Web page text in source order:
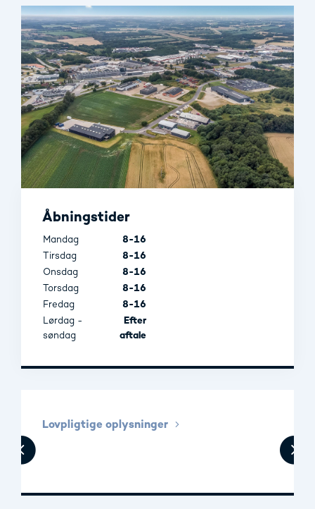
Åbningstider
Mandag
8-16
Tirsdag
8-16
Onsdag
8-16
Torsdag
8-16
Fredag
8-16
Lørdag -
søndag
Efter
aftale
Lovpligtige oplysninger